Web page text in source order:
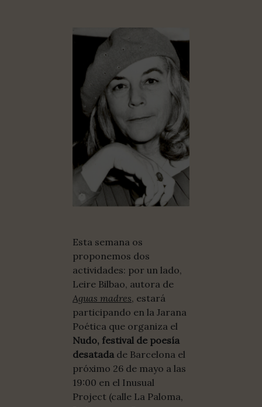
Esta semana os
proponemos dos
actividades: por un lado,
Leire Bilbao, autora de
Aguas madres, estará
participando en la Jarana
Poética que organiza el
Nudo, festival de poesía
desatada de Barcelona el
próximo 26 de mayo a las
19:00 en el Inusual
Project (calle La Paloma,